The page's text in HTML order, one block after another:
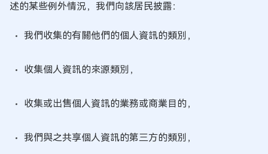
述的某些例外情況，我們向該居民披露：
我們收集的有關他們的個人資訊的類別，
收集個人資訊的來源類別，
收集或出售個人資訊的業務或商業目的，
我們與之共享個人資訊的第三方的類別，